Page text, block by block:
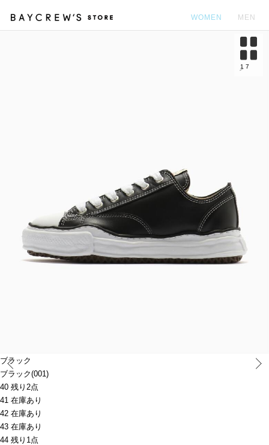
WOMEN MEN
ブラック
ブラック(001)
40 残り2点
41 在庫あり
42 在庫あり
43 在庫あり
44 残り1点
Prev
1 7